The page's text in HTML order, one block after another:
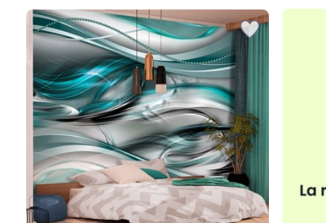
lieu
de
42,99
€
30%
de
réduction
appliquée.